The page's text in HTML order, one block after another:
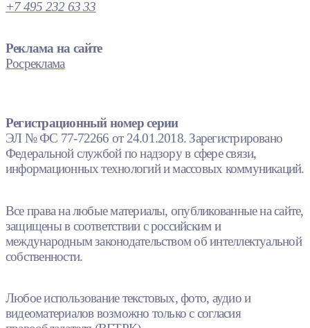
+7 495 232 63 33
Реклама на сайте
Росреклама
Регистрационный номер серии
ЭЛ № ФС 77-72266 от 24.01.2018. Зарегистрировано
Федеральной службой по надзору в сфере связи,
информационных технологий и массовых коммуникаций.
Все права на любые материалы, опубликованные на сайте,
защищены в соответствии с российским и
международным законодательством об интеллектуальной
собственности.
Любое использование текстовых, фото, аудио и
видеоматериалов возможно только с согласия